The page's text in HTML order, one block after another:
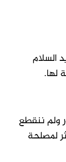
السلام
لها.
ولم ننقطع
لمصلحة